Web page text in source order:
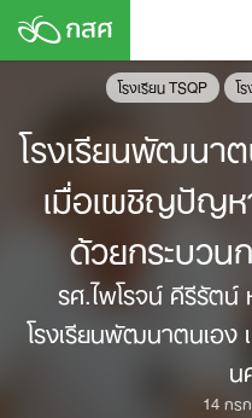
Skip
โรงเรียน TSQP โ
โรงเรียนพัฒนาต
เมื่อเผชิญปัญห
ด้วยกระบว
รศ.ไพโรจน์ คีรีรัต
โรงเรียนพัฒนาตนเอง
14 กร